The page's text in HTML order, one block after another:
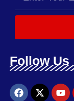
Follow Us